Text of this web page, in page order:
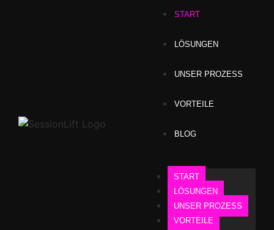
START
LÖSUNGEN
UNSER PROZESS
VORTEILE
BLOG
START
LÖSUNGEN
UNSER PROZESS
VORTEILE